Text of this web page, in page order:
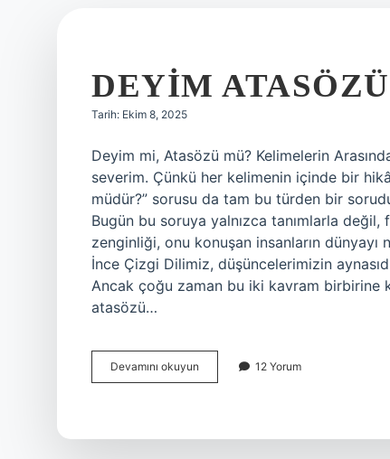
DEYIM
Tarih: Ekim 8, 2025
Deyim mi, Atasözü mü? Kelimelerin
severim. Çünkü her kelimenin içinde bir
müdür?” sorusu da tam bu türden bir
Bugün bu soruya yalnızca tanımlarla
zenginliği, onu konuşan insanların dünyayı
İnce Çizgi Dilimiz, düşüncelerimizin
Ancak çoğu zaman bu iki kavram birbirine
atasözü…
Devamını okuyun
atasözü
12 Yorum